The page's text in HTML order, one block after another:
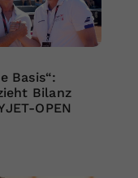
Basis“:
Bilanz
OPEN